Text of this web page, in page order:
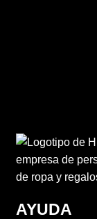
AYUDA